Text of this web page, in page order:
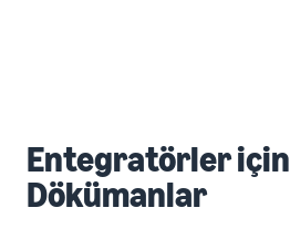
Entegratörler için
Dökümanlar